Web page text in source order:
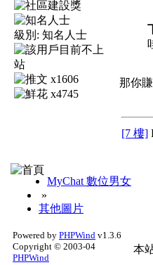
級別: 知名人士
x1606
x4745
那你
[7 樓]
MyChat 數位男女
»
其他圖片
Powered by PHPWind v1.3.6
Copyright © 2003-04
PHPWind
本